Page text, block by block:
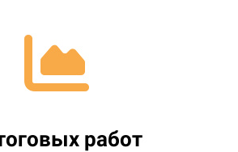
работ